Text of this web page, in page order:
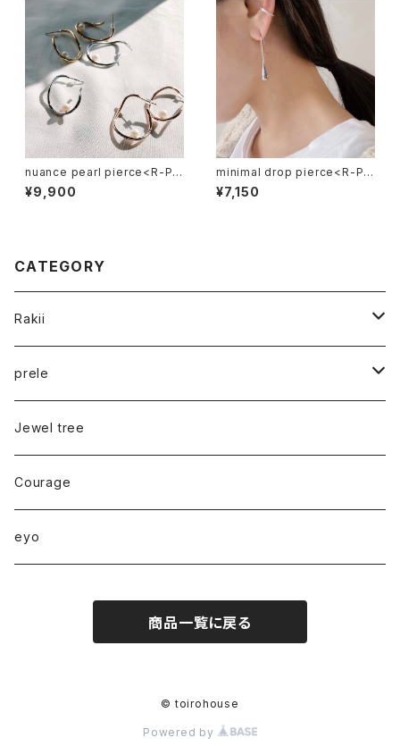
nuance pearl pierce<R-PI0
67>
¥9,900
minimal drop pierce<R-PI0
64>
¥7,150
CATEGORY
Rakii
pierce
ear cuff
necklace
ring
prele
chouchou
pony hook
Jewel tree
Courage
eyo
商品一覧に戻る
© toirohouse
Powered by